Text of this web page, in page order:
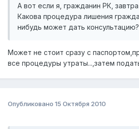
А вот если я, гражданин РК,
Какова процедура лишения
нибудь может дать консультацию?
Может не стоит сразу с
все процедуры утраты...,затем
Опубликовано 15 Октября 2010